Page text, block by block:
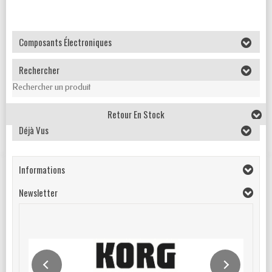
Composants Électroniques
Rechercher
Rechercher un produit
Retour En Stock
Déjà Vus
Informations
Newsletter